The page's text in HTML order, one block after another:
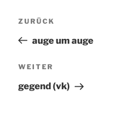
Beitragsnavigation
Vorheriger
Beitrag
ZURÜCK
auge um auge
Nächster
Beitrag
WEITER
gegend (vk)